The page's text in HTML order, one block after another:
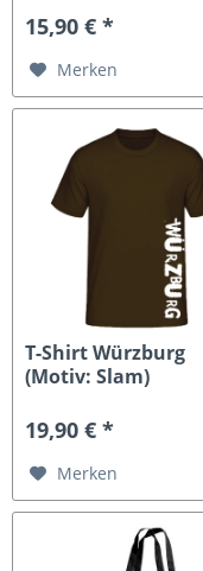
15,90 € *
Merken
T-Shirt Würzburg
(Motiv: Slam)
19,90 € *
Merken